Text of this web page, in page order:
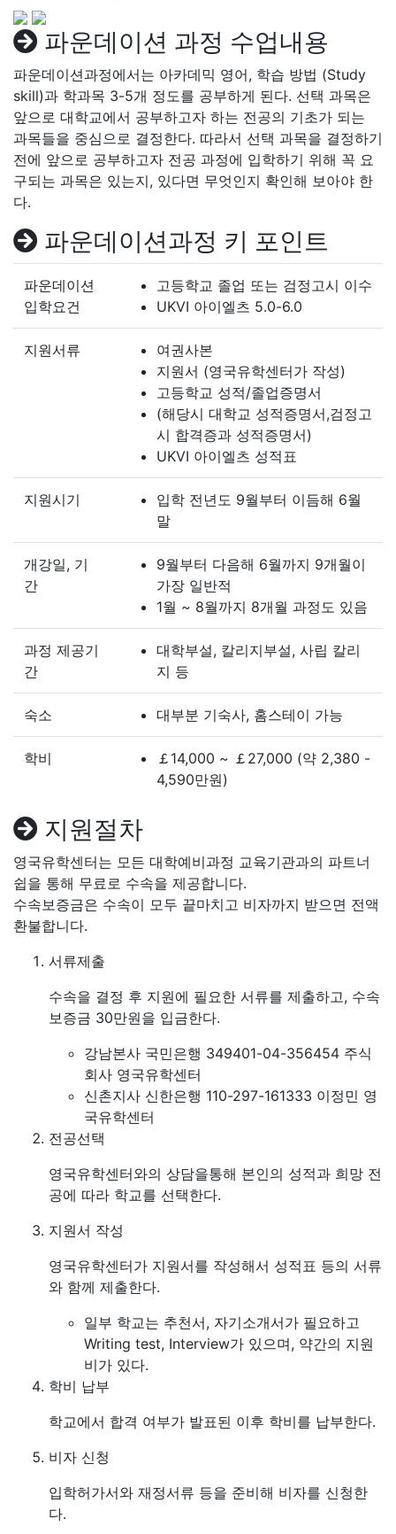
파운데이션 과정 수업내용
파운데이션과정에서는 아카데믹 영어, 학습 방법 (Study
skill)과 학과목 3-5개 정도를 공부하게 된다. 선택 과목은
앞으로 대학교에서 공부하고자 하는 전공의 기초가 되는
과목들을 중심으로 결정한다. 따라서 선택 과목을 결정하기
전에 앞으로 공부하고자 전공 과정에 입학하기 위해 꼭 요
구되는 과목은 있는지, 있다면 무엇인지 확인해 보아야 한
다.
파운데이션과정 키 포인트
파운데이션
입학요건
고등학교 졸업 또는 검정고시 이수
UKVI 아이엘츠 5.0-6.0
지원서류
여권사본
지원서 (영국유학센터가 작성)
고등학교 성적/졸업증명서
(해당시 대학교 성적증명서,검정고
시 합격증과 성적증명서)
UKVI 아이엘츠 성적표
지원시기
입학 전년도 9월부터 이듬해 6월
말
개강일, 기
간
9월부터 다음해 6월까지 9개월이
가장 일반적
1월 ~ 8월까지 8개월 과정도 있음
과정 제공기
간
대학부설, 칼리지부설, 사립 칼리
지 등
숙소 대부분 기숙사, 홈스테이 가능
학비
￡14,000 ~ ￡27,000 (약 2,380 -
4,590만원)
지원절차
영국유학센터는 모든 대학예비과정 교육기관과의 파트너
쉽을 통해 무료로 수속을 제공합니다.
수속보증금은 수속이 모두 끝마치고 비자까지 받으면 전액
환불합니다.
서류제출
수속을 결정 후 지원에 필요한 서류를 제출하고, 수속
보증금 30만원을 입금한다.
강남본사 국민은행 349401-04-356454 주식
회사 영국유학센터
신촌지사 신한은행 110-297-161333 이정민 영
국유학센터
전공선택
영국유학센터와의 상담을통해 본인의 성적과 희망 전
공에 따라 학교를 선택한다.
지원서 작성
영국유학센터가 지원서를 작성해서 성적표 등의 서류
와 함께 제출한다.
일부 학교는 추천서, 자기소개서가 필요하고
Writing test, Interview가 있으며, 약간의 지원
비가 있다.
학비 납부
학교에서 합격 여부가 발표된 이후 학비를 납부한다.
비자 신청
입학허가서와 재정서류 등을 준비해 비자를 신청한
다.